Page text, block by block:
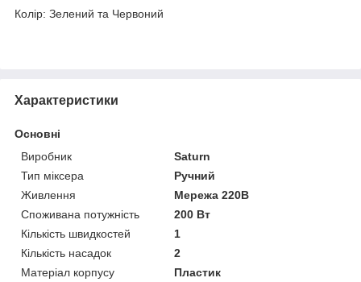
Колір: Зелений та Червоний
Характеристики
Основні
Виробник
Saturn
Тип міксера
Ручний
Живлення
Мережа 220В
Споживана потужність
200 Вт
Кількість швидкостей
1
Кількість насадок
2
Матеріал корпусу
Пластик